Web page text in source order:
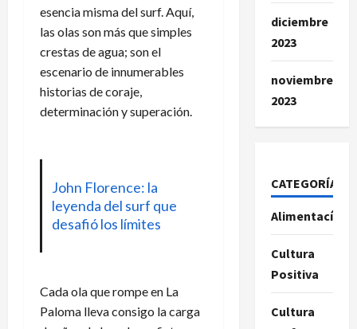
esencia misma del surf. Aquí,
las olas son más que simples
crestas de agua; son el
escenario de innumerables
historias de coraje,
determinación y superación.
John Florence: la
leyenda del surf que
desafió los límites
Cada ola que rompe en La
Paloma lleva consigo la carga
diciembre
2023
noviembre
2023
CATEGORÍAS
Alimentacíon
Cultura
Positiva
Cultura